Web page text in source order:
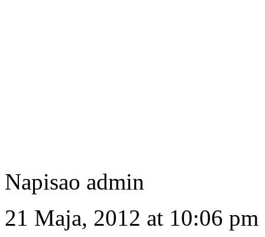
Napisao admin
21 Maja, 2012 at 10:06 pm